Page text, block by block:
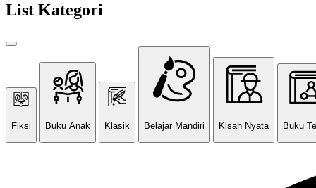
List Kategori
Fiksi Buku Anak Klasik Belajar Mandiri Kisah Nyata Buku